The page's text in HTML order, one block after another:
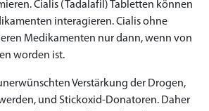
Cialis (Tadalafil) Tabletten können
interagieren. Cialis ohne
Medikamenten nur dann, wenn von
worden ist.
Verstärkung der Drogen,
und Stickoxid-Donatoren. Daher